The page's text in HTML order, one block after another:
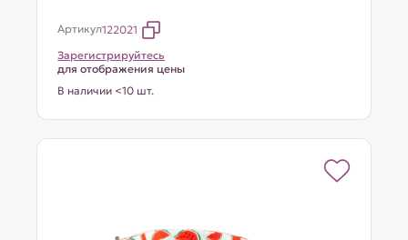
Артикул122021
Зарегистрируйтесь
для отображения цены
В наличии <10 шт.